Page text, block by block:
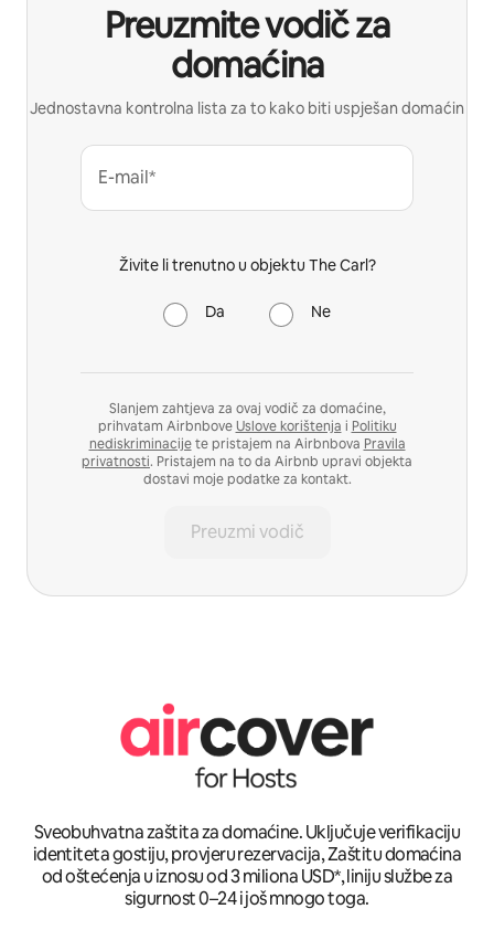
Preuzmite vodič za
domaćina
Jednostavna kontrolna lista za to kako biti uspješan domaćin
E-mail*
Živite li trenutno u objektu The Carl?
Da Ne
Slanjem zahtjeva za ovaj vodič za domaćine,
prihvatam AirbnboveUslove korištenja i Politiku
nediskriminacijete pristajem na Airbnbova Pravila
privatnosti. Pristajem na to da Airbnb upravi objekta
dostavi moje podatke za kontakt.
Preuzmi vodič
Sveobuhvatna zaštita za domaćine. Uključuje verifikaciju
identiteta gostiju, provjeru rezervacija, Zaštitu domaćina
od oštećenja u iznosu od 3 miliona USD*, liniju službe za
sigurnost 0–24 i još mnogo toga.